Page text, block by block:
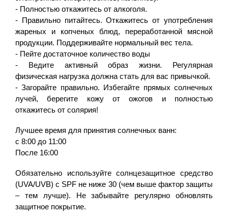
- Полностью откажитесь от алкоголя.
- Правильно питайтесь. Откажитесь от употребления
жареных и копченых блюд, переработанной мясной
продукции. Поддерживайте нормальный вес тела.
- Пейте достаточное количество воды
- Ведите активный образ жизни. Регулярная
физическая нагрузка должна стать для вас привычкой.
- Загорайте правильно. Избегайте прямых солнечных
лучей, берегите кожу от ожогов и полностью
откажитесь от солярия!
Лучшее время для принятия солнечных ванн:
с 8:00 до 11:00
После 16:00
Обязательно используйте солнцезащитное средство
(UVA/UVB) с SPF не ниже 30 (чем выше фактор защиты
– тем лучше). Не забывайте регулярно обновлять
защитное покрытие.